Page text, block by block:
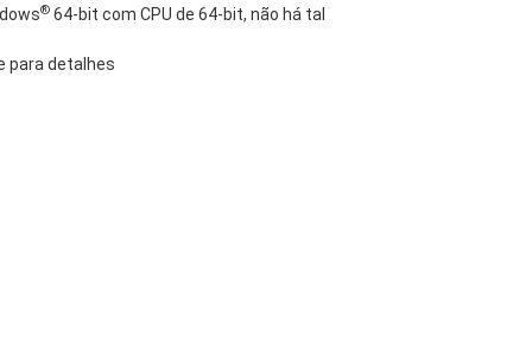
® 64-bit com CPU de 64-bit, não há tal
para detalhes